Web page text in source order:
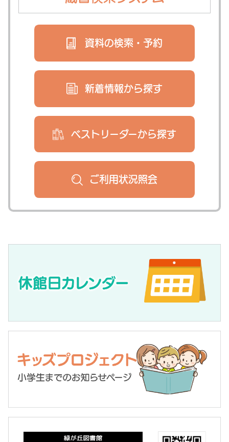
資料の検索・ 予約
新着情報から探す
ベストリーダーから探す
ご利用状況照会